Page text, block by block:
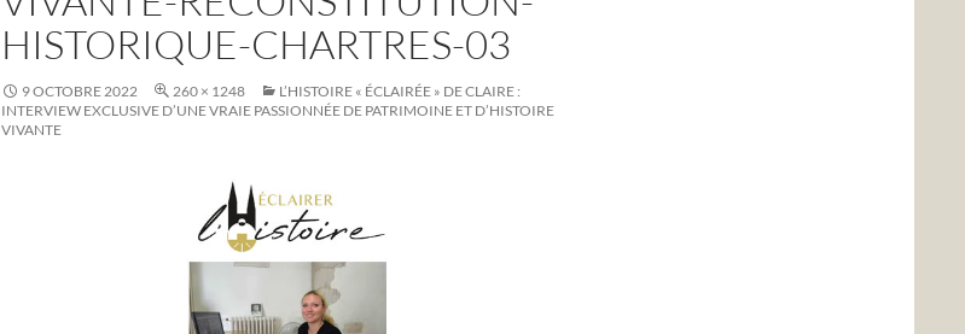
HISTORIQUE-CHARTRES-03
9 OCTOBRE 2022 260 × 1248
L’HISTOIRE « ÉCLAIRÉE » DE CLAIRE :
INTERVIEW EXCLUSIVE D’UNE VRAIE PASSIONNÉE DE PATRIMOINE ET D’HISTOIRE
VIVANTE